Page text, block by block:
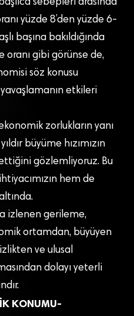
sebepleri arasında
yüzde 8’den yüzde 6-
başına bakıldığında
oranı gibi görünse de,
söz konusu
etkileri
zorlukların yanı
büyüme hızımızın
gözlemliyoruz. Bu
hem de
izlenen gerileme,
ortamdan, büyüyen
ve ulusal
dolayı yeterli
KONUMU-